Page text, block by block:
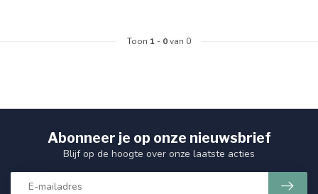
Toon 1 - 0van 0
Abonneer je op onze nieuwsbrief
Blijf op de hoogte over onze laatste acties